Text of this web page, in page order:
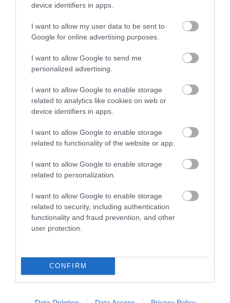
device identifiers in apps.
I want to allow my user data to be sent to
Google for online advertising purposes.
I want to allow Google to send me
personalized advertising.
I want to allow Google to enable storage
related to analytics like cookies on web or
device identifiers in apps.
I want to allow Google to enable storage
related to functionality of the website or app.
I want to allow Google to enable storage
related to personalization.
I want to allow Google to enable storage
related to security, including authentication
functionality and fraud prevention, and other
user protection.
CONFIRM
Το τρόφιμο που θωρακίζει «αθόρυβα»
τα οστά σε κάθε ηλικία… δεν είναι το
ΦΑΡΜΑΚΑ
Ανατροπή δεδομένων στα εμβόλια
πλέον στις ΗΠΑ από COVID-19